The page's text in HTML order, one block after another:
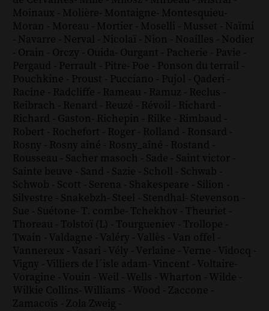
Moinaux - Molière- Montaigne- Montesquieu-
Moran - Moreau - Mortier - Moselli - Musset - Naïmi
- Navarre - Nerval - Nicolaï - Nion - Noailles - Nodier
- Orain - Orczy - Ouida- Ourgant - Pacherie - Pavie -
Pergaud - Perrault - Pitre- Poe - Ponson du terrail -
Pouchkine - Proust - Pucciano - Pujol - Qaderi -
Racine - Radcliffe - Rameau - Ramuz - Reclus -
Reibrach - Renard - Reuzé - Révoil - Richard -
Richard - Gaston- Richepin - Rilke - Rimbaud -
Robert - Rochefort - Roger - Rolland - Ronsard -
Rosny - Rosny aîné - Rosny_aîné - Rostand -
Rousseau - Sacher masoch - Sade - Saint victor -
Sainte beuve - Sand - Sazie - Scholl - Schwab -
Schwob - Scott - Serena - Shakespeare - Silion -
Silvestre - Snakebzh- Steel - Stendhal- Stevenson -
Sue - Suétone- T. combe- Tchekhov - Theuriet -
Thoreau - Tolstoï (L) - Tourgueniev - Trollope -
Twain - Valdagne - Valéry - Vallès - Van offel -
Vannereux - Vasari - Vély - Verlaine - Verne - Vidocq -
Vigny - Villiers de l´isle adam- Vincent - Voltaire-
Voragine - Vouin - Weil - Wells - Wharton - Wilde -
Wilkie Collins- Williams - Wood - Zaccone -
Zamacoïs - Zola Zweig -